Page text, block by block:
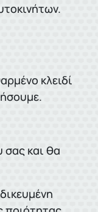
κλειδί
σας και θα